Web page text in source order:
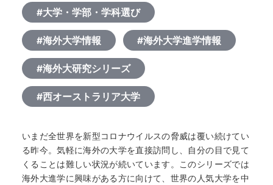
#大学・学部・学科選び
#海外大学情報 #海外大学進学情報
#海外大研究シリーズ
#西オーストラリア大学
いまだ全世界を新型コロナウイルスの脅威は覆い続けてい
る昨今。気軽に海外の大学を直接訪問し、自分の目で見て
くることは難しい状況が続いています。このシリーズでは
海外大進学に興味がある方に向けて、世界の人気大学を中